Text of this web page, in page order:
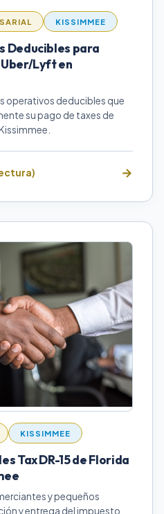
KISSIMMEE
Deducibles para
Lyft en
operativos deducibles que
su pago de taxes de
KISSIMMEE
Tax DR-15 de Florida
y pequeños
y entrega del impuesto